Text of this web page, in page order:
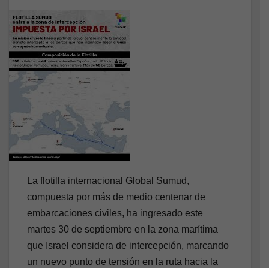
La flotilla internacional Global Sumud,
compuesta por más de medio centenar de
embarcaciones civiles, ha ingresado este
martes 30 de septiembre en la zona marítima
que Israel considera de intercepción, marcando
un nuevo punto de tensión en la ruta hacia la